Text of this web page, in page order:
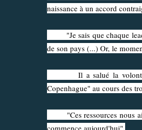
naissance à un accord
"Je sais que chaque
de son pays (...) Or, le
Il a salué la volonté
Copenhague" au cours des
"Ces ressources nous
commence aujourd'hui".